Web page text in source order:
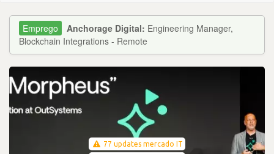
Anchorage Digital: Engineering Manager,
Blockchain Integrations - Remote
77 updates mercado IT